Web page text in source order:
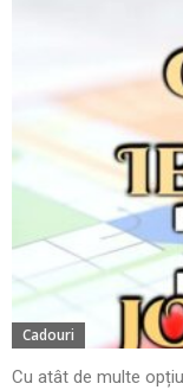
Cadouri
Cu atât de multe